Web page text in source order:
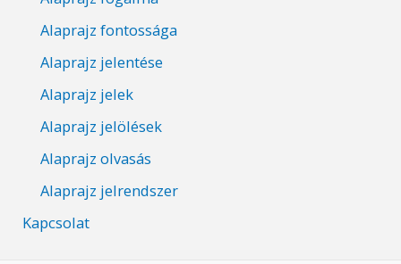
Alaprajz fontossága
Alaprajz jelentése
Alaprajz jelek
Alaprajz jelölések
Alaprajz olvasás
Alaprajz jelrendszer
Kapcsolat